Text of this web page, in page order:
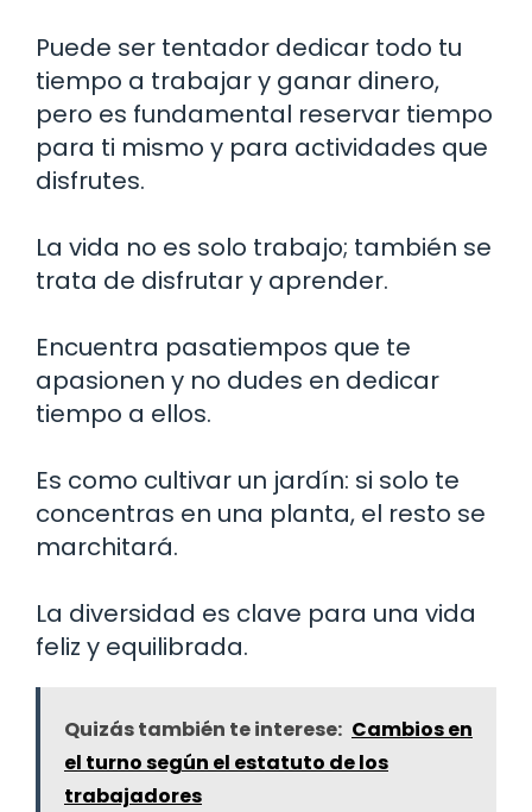
Puede ser tentador dedicar todo tu
tiempo a trabajar y ganar dinero,
pero es fundamental reservar tiempo
para ti mismo y para actividades que
disfrutes.
La vida no es solo trabajo; también se
trata de disfrutar y aprender.
Encuentra pasatiempos que te
apasionen y no dudes en dedicar
tiempo a ellos.
Es como cultivar un jardín: si solo te
concentras en una planta, el resto se
marchitará.
La diversidad es clave para una vida
feliz y equilibrada.
Quizás también te interese: Cambios en
el turno según el estatuto de los
trabajadores